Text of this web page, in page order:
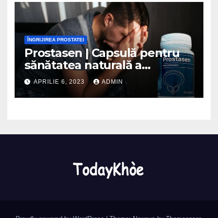
ÎNGRIJIREA PROSTATEI
Prostasen | Capsulă pentru
sănătatea naturală a
prostatei – Opinii 2023
APRILIE 6, 2023 ADMIN